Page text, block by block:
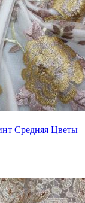
Средняя Цветы